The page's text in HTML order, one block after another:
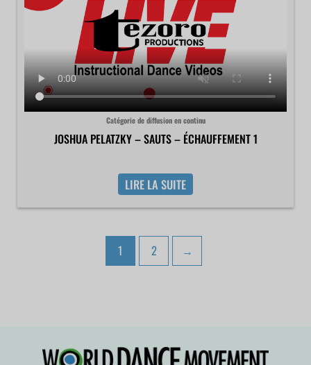
Catégorie de diffusion en continu
JOSHUA PELATZKY – SAUTS – ÉCHAUFFEMENT 1
LIRE LA SUITE
1 2 →